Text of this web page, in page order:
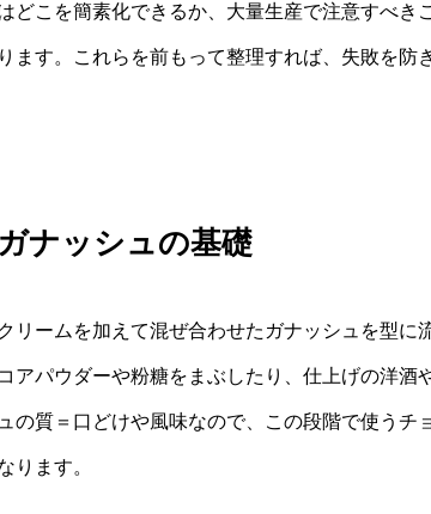
どこを簡素化できるか、大量生産で注意すべき
ます。これらを前もって整理すれば、失敗を防
ナッシュの基礎
リームを加えて混ぜ合わせたガナッシュを型に
アパウダーや粉糖をまぶしたり、仕上げの洋酒
の質＝口どけや風味なので、この段階で使うチ
ります。